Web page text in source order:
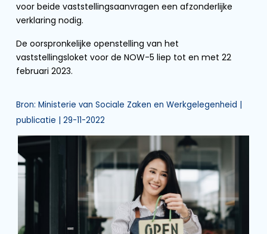
voor beide vaststellingsaanvragen een afzonderlijke
verklaring nodig.
De oorspronkelijke openstelling van het
vaststellingsloket voor de NOW-5 liep tot en met 22
februari 2023.
Bron: Ministerie van Sociale Zaken en Werkgelegenheid |
publicatie | 29-11-2022